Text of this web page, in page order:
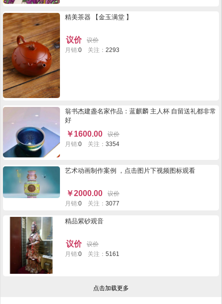
精美茶器 【金玉满堂 】
议价
议价
月销:0 关注：2293
翁书杰建盏名家作品：蓝麒麟 主人杯 自留送礼都非常
好
￥ 1600.00
议价
月销:0 关注：3354
艺术动画制作案例 ，点击图片下视频图标观看
￥2000.00
议价
月销:0 关注：3077
精品紫砂观音
议价
议价
月销:0 关注：5161
点击加载更多